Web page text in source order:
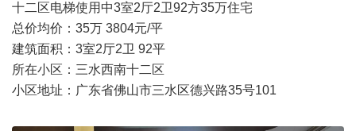
十二区电梯使用中3室2厅2卫92方35万住宅
总价均价：35万 3804元/平
建筑面积：3室2厅2卫 92平
所在小区：三水西南十二区
小区地址：广东省佛山市三水区德兴路35号101